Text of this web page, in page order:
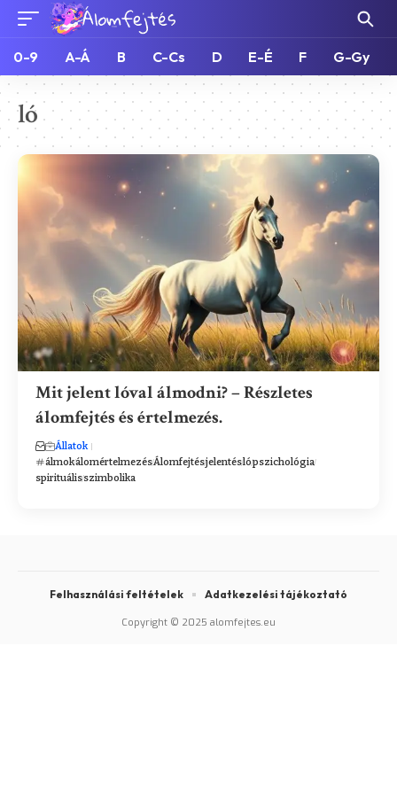
0-9 A-Á B C-Cs D E-É F G-Gy
ló
Mit jelent lóval álmodni? – Részletes
álomfejtés és értelmezés.
Állatok
álmokálomértelmezésÁlomfejtésjelentéslópszichológia
spirituálisszimbolika
Copyright © 2025 alomfejtes.eu
Felhasználási feltételek Adatkezelési tájékoztató